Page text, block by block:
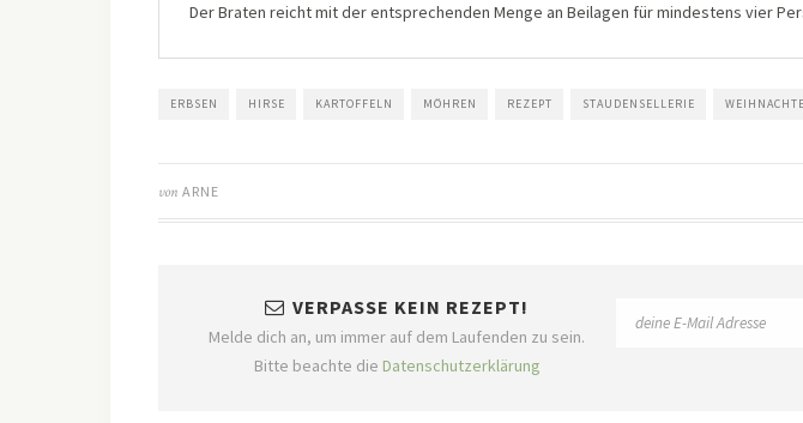
Der Braten reicht mit der entsprechenden Menge an Beilagen für mindestens vier
ERBSEN HIRSE KARTOFFELN MÖHREN REZEPT STAUDENSELLERIE
von ARNE
VERPASSE KEIN REZEPT!
Melde dich an, um immer auf dem Laufenden zu sein.
Bitte beachte die Datenschutzerklärung